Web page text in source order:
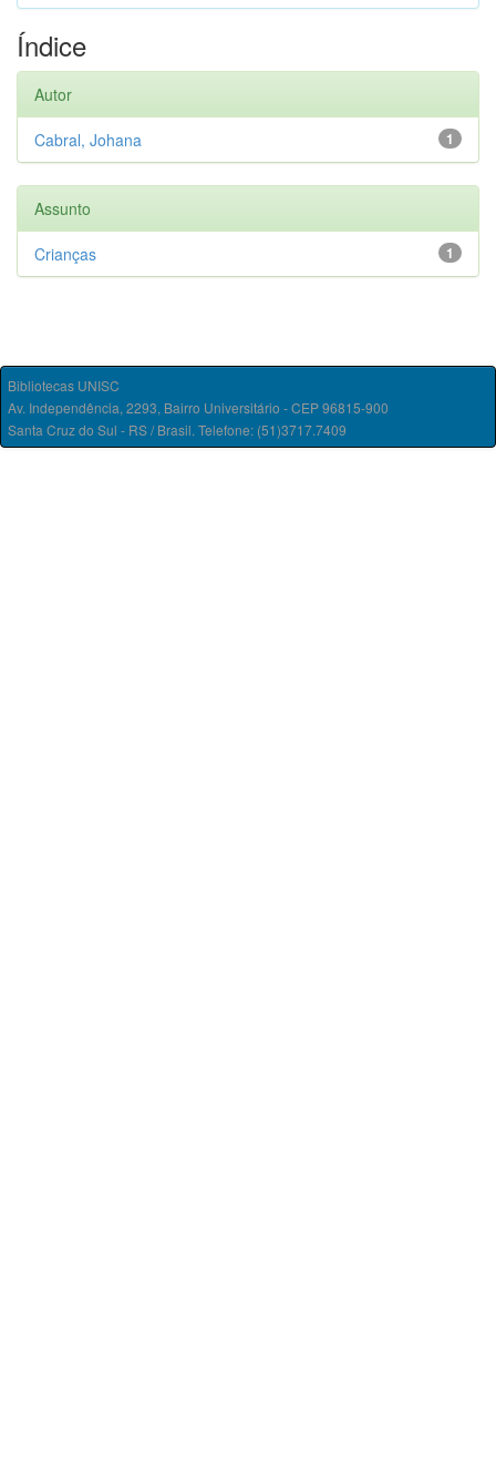
Índice
Autor
1
Cabral, Johana
Assunto
1
Crianças
Bibliotecas UNISC
Av. Independência, 2293, Bairro Universitário - CEP 96815-900
Santa Cruz do Sul - RS / Brasil. Telefone: (51)3717.7409